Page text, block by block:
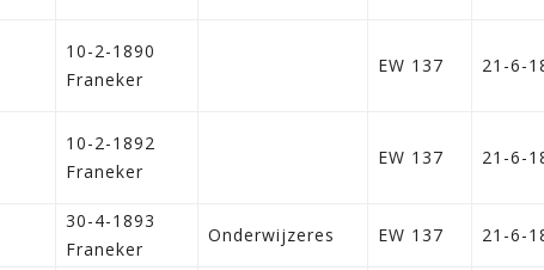
10-2-1890
Franeker
EW 137 21-6-
10-2-1892
Franeker
EW 137 21-6-
30-4-1893
Franeker
Onderwijzeres EW 137 21-6-